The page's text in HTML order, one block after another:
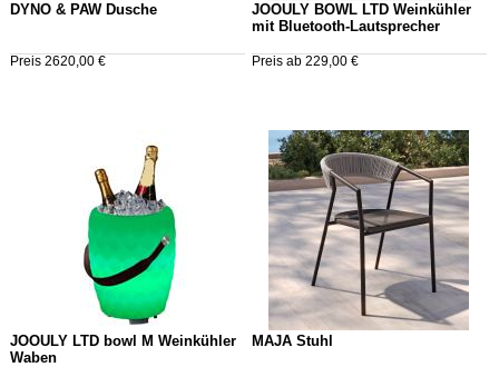
DYNO & PAW Dusche
Preis 2620,00 €
JOOULY BOWL LTD Weinkühler
mit Bluetooth-Lautsprecher
Preis ab 229,00 €
JOOULY LTD bowl M Weinkühler
Waben
MAJA Stuhl